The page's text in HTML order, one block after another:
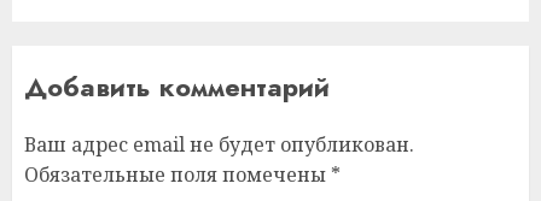
Добавить комментарий
Ваш адрес email не будет опубликован.
Обязательные поля помечены *